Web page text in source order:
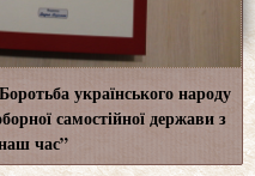
українського народу
самостійної держави з
час”